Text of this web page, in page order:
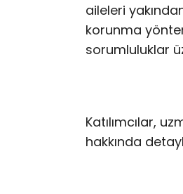
aileleri
korunma
sorumluluklar
Katılımcılar,
hakkında